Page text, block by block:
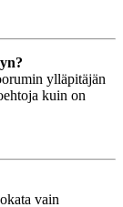
ylläpitäjän
kuin on
vain